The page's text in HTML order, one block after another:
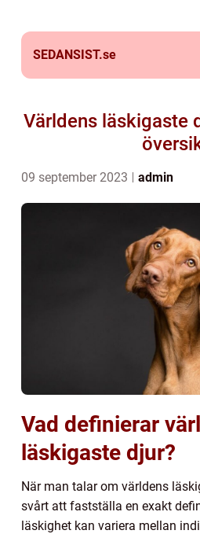
SEDANSIST.se
Världens läskigaste
09 september 2023 admin
Vad definierar
läskigaste djur?
När man talar om världens
svårt att fastställa en exakt
läskighet kan variera mellan